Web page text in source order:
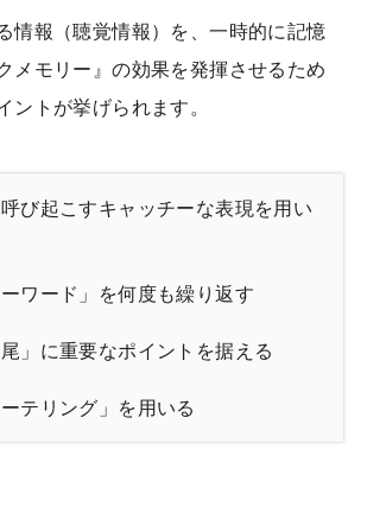
情報（聴覚情報）を、一時的に記憶
メモリー』の効果を発揮させるため
ントが挙げられます。
呼び起こすキャッチーな表現を用い
ーワード」を何度も繰り返す
尾」に重要なポイントを据える
ーテリング」を用いる